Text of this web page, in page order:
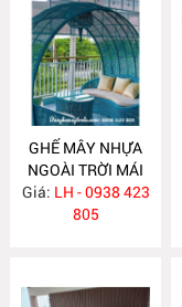
GHẾ MÂY NHỰA
NGOÀI TRỜI MÁI
VÒM NH291
Giá: LH - 0938 423
805